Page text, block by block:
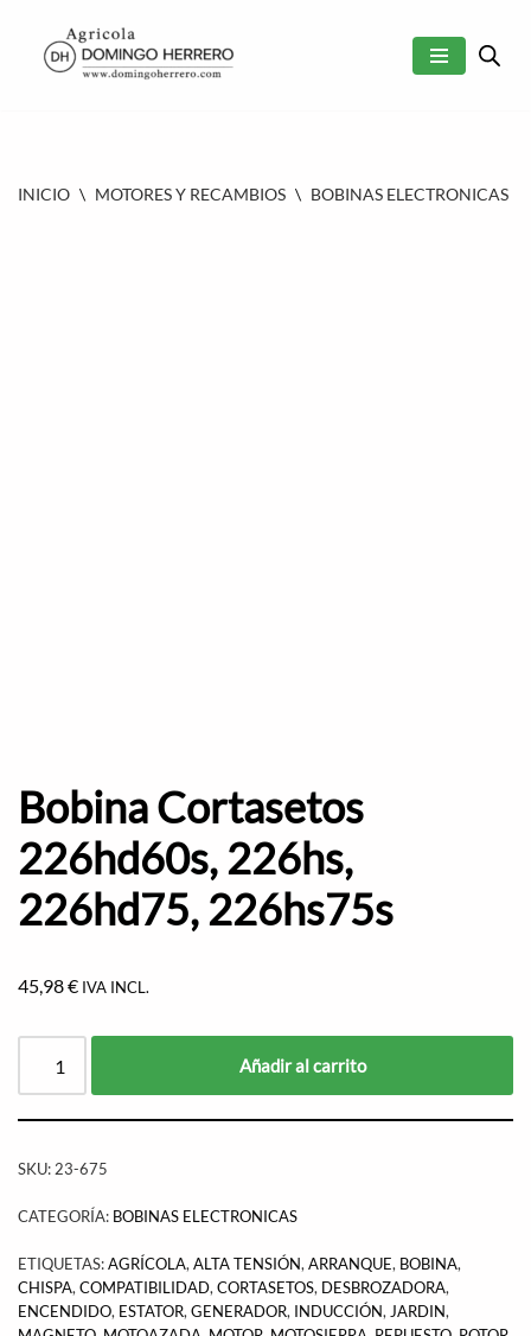
SALTAR
INICIO \ MOTORES Y RECAMBIOS \ BOBINAS ELECTRONICAS
Bobina Cortasetos
226hd60s, 226hs,
226hd75, 226hs75s
45,98€ IVA INCL.
Añadir al carrito
SKU: 23-675
CATEGORÍA: BOBINAS ELECTRONICAS
ETIQUETAS:AGRÍCOLA, ALTA TENSIÓN, ARRANQUE, BOBINA,
CHISPA, COMPATIBILIDAD, CORTASETOS, DESBROZADORA,
ENCENDIDO, ESTATOR, GENERADOR, INDUCCIÓN, JARDIN,